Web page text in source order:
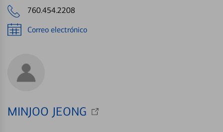
760.454.2208
Correo electrónico
MINJOO JEONG